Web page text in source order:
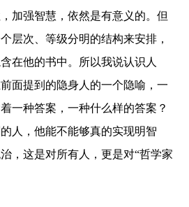
加强智慧，依然是有意义的。但
层次、等级分明的结构来安排，
在他的书中。所以我说认识人
面提到的隐身人的一个隐喻，一
一种答案，一种什么样的答案？
人，他能不能够真的实现明智
，这是对所有人，更是对“哲学家